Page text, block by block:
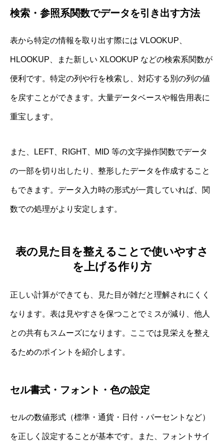
検索・参照系関数でデータを引き出す方法
表から特定の情報を取り出す際には VLOOKUP、
HLOOKUP、また新しい XLOOKUP などの検索系関数が
便利です。特定の列や行を検索し、対応する別の列の値
を戻すことができます。大量データベースや報告用表に
重宝します。
また、LEFT、RIGHT、MID 等の文字操作関数でデータ
の一部を切り出したり、整形したデータを作成すること
もできます。データ入力時の形式が一貫していれば、関
数での処理がより安定します。
表の見た目を整えることで使いやすさ
を上げる作り方
正しい計算ができても、見た目が雑だと理解されにくく
なります。表は見やすさを保つことでミスが減り、他人
との共有もスムーズになります。ここでは見栄えを整え
るためのポイントを紹介します。
セル書式・フォント・色の設定
セルの数値形式（標準・通貨・日付・パーセントなど）
を正しく設定することが基本です。また、フォントサイ